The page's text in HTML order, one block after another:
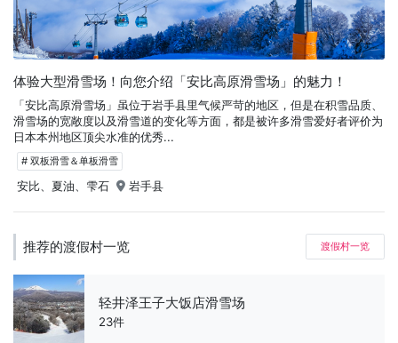
体验大型滑雪场！向您介绍「安比高原滑雪场」的魅力！
「安比高原滑雪场」虽位于岩手县里气候严苛的地区，但是在积雪品质、
滑雪场的宽敞度以及滑雪道的变化等方面，都是被许多滑雪爱好者评价为
日本本州地区顶尖水准的优秀...
# 双板滑雪＆单板滑雪
安比、夏油、雫石 岩手县
推荐的渡假村一览 渡假村一览
轻井泽王子大饭店滑雪场
23件